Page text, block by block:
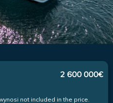
2 600 000€
not included in the price.